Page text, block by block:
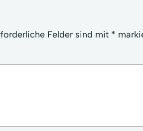
Felder sind mit *